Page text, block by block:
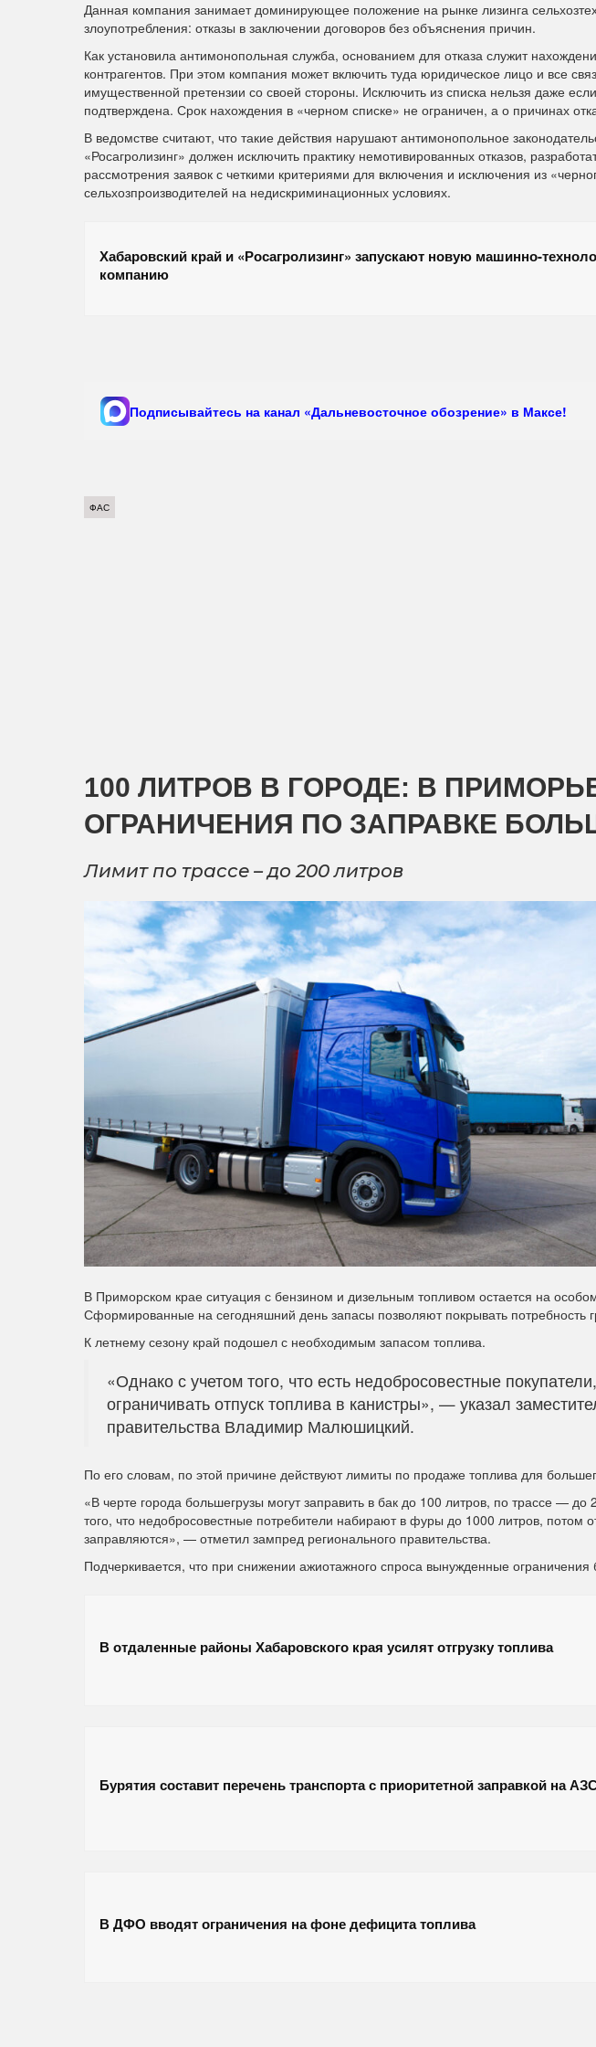
Данная компания занимает доминирующее положение на рынке лизинга
злоупотребления: отказы в заключении договоров без объяснения причин.
Как установила антимонопольная служба, основанием для отказа служит
контрагентов. При этом компания может включить туда юридическое лицо и все
имущественной претензии со своей стороны. Исключить из списка нельзя даже
подтверждена. Срок нахождения в «черном списке» не ограничен, а о причинах
В ведомстве считают, что такие действия нарушают антимонопольное
«Росагролизинг» должен исключить практику немотивированных отказов,
рассмотрения заявок с четкими критериями для включения и исключения из
сельхозпроизводителей на недискриминационных условиях.
Хабаровский край и «Росагролизинг» запускают новую машинно-
компанию
Подписывайтесь на канал «Дальневосточное обозрение» в Максе!
ФАС
100 ЛИТРОВ В ГОРОДЕ: В
ОГРАНИЧЕНИЯ ПО ЗАПРАВКЕ
Лимит по трассе – до 200 литров
В Приморском крае ситуация с бензином и дизельным топливом остается на
Сформированные на сегодняшний день запасы позволяют покрывать потребность
К летнему сезону край подошел с необходимым запасом топлива.
«Однако с учетом того, что есть недобросовестные
ограничивать отпуск топлива в канистры», — указал
правительства Владимир Малюшицкий.
По его словам, по этой причине действуют лимиты по продаже топлива для
«В черте города большегрузы могут заправить в бак до 100 литров, по трассе —
того, что недобросовестные потребители набирают в фуры до 1000 литров, потом
заправляются», — отметил зампред регионального правительства.
Подчеркивается, что при снижении ажиотажного спроса вынужденные ограничения
В отдаленные районы Хабаровского края усилят отгрузку топлива
Бурятия составит перечень транспорта с приоритетной заправкой на
В ДФО вводят ограничения на фоне дефицита топлива